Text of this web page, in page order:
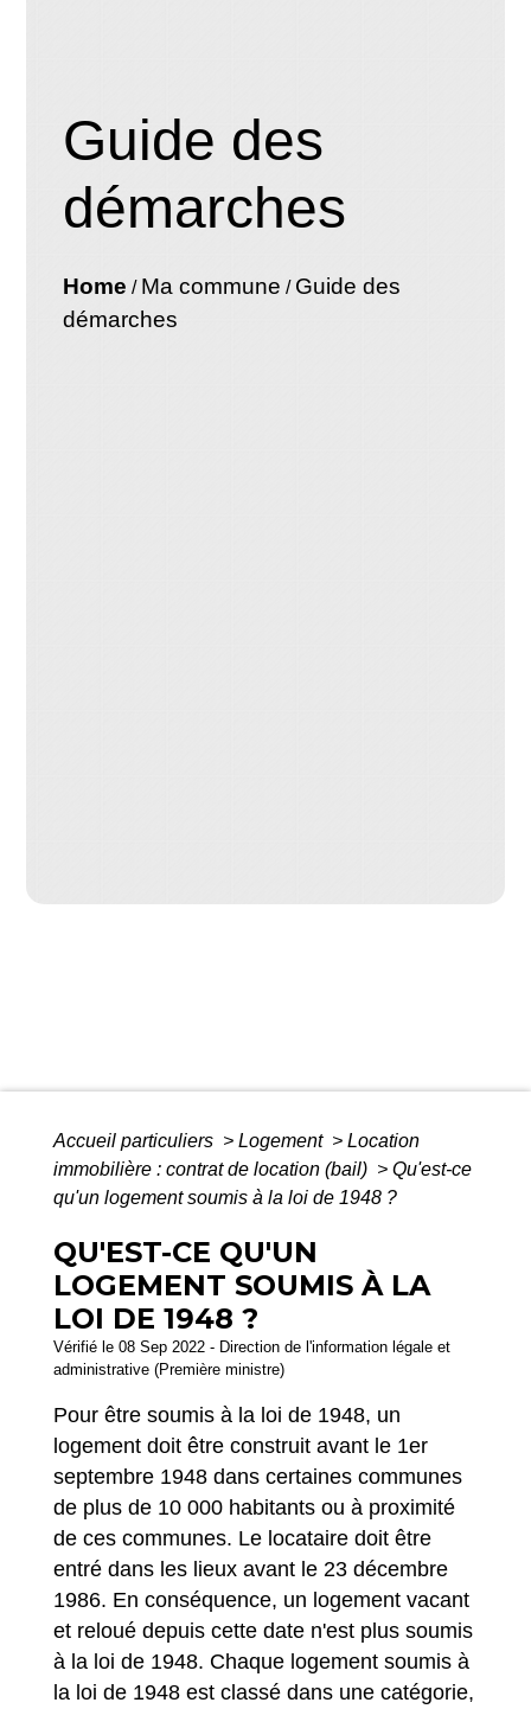
Guide des
démarches
Home / Ma commune / Guide des
démarches
Accueil particuliers > Logement > Location
immobilière : contrat de location (bail) > Qu'est-ce
qu'un logement soumis à la loi de 1948 ?
QU'EST-CE QU'UN
LOGEMENT SOUMIS À LA
LOI DE 1948 ?
Vérifié le 08 Sep 2022 - Direction de l'information légale et
administrative (Première ministre)
Pour être soumis à la loi de 1948, un
logement doit être construit avant le 1er
septembre 1948 dans certaines communes
de plus de 10 000 habitants ou à proximité
de ces communes. Le locataire doit être
entré dans les lieux avant le 23 décembre
1986. En conséquence, un logement vacant
et reloué depuis cette date n'est plus soumis
à la loi de 1948. Chaque logement soumis à
la loi de 1948 est classé dans une catégorie,